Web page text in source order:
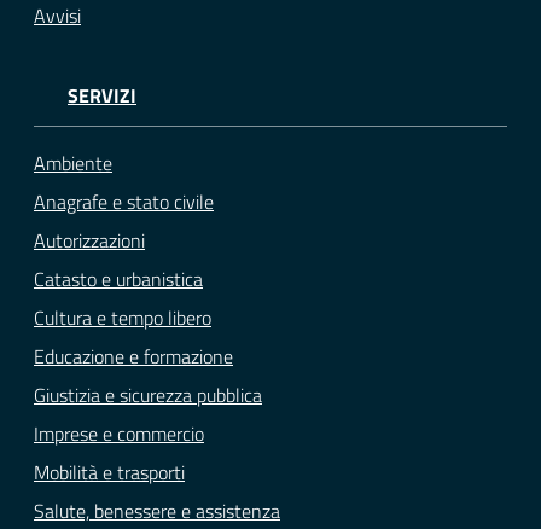
Avvisi
SERVIZI
Ambiente
Anagrafe e stato civile
Autorizzazioni
Catasto e urbanistica
Cultura e tempo libero
Educazione e formazione
Giustizia e sicurezza pubblica
Imprese e commercio
Mobilità e trasporti
Salute, benessere e assistenza